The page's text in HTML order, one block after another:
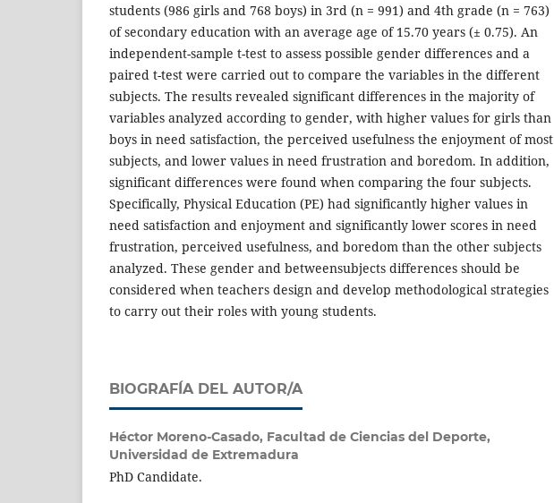
students (986 girls and 768 boys) in 3rd (n = 991) and 4th grade (n = 763)
of secondary education with an average age of 15.70 years (± 0.75). An
independent-sample t-test to assess possible gender differences and a
paired t-test were carried out to compare the variables in the different
subjects. The results revealed significant differences in the majority of
variables analyzed according to gender, with higher values for girls than
boys in need satisfaction, the perceived usefulness the enjoyment of most
subjects, and lower values in need frustration and boredom. In addition,
significant differences were found when comparing the four subjects.
Specifically, Physical Education (PE) had significantly higher values in
need satisfaction and enjoyment and significantly lower scores in need
frustration, perceived usefulness, and boredom than the other subjects
analyzed. These gender and betweensubjects differences should be
considered when teachers design and develop methodological strategies
to carry out their roles with young students.
BIOGRAFÍA DEL AUTOR/A
Héctor Moreno-Casado, Facultad de Ciencias del Deporte,
Universidad de Extremadura
PhD Candidate.